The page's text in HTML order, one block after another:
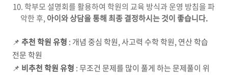
학부모 설명회를 활용하여 학원의 교육 방식과 운영 방침을 파
악한 후, 아이와 상담을 통해 최종 결정하시는 것이 좋습니다.
📌 추천 학원 유형 : 개념 중심 학원, 사고력 수학 학원, 연산 학습
전문 학원
📌 비추천 학원 유형 : 무조건 문제를 많이 풀게 하는 문제풀이 위